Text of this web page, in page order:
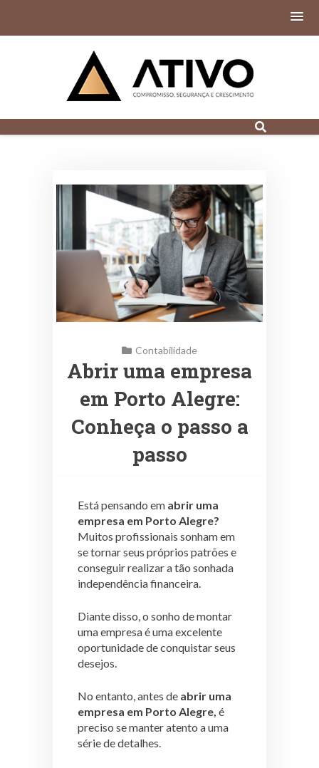
Contabilidade
Digital em Porto
Contabilidade
Abrir uma empresa
em Porto Alegre:
Conheça o passo a
passo
Está pensando em abrir uma
empresa em Porto Alegre?
Muitos profissionais sonham em
se tornar seus próprios patrões e
conseguir realizar a tão sonhada
independência financeira.
Diante disso, o sonho de montar
uma empresa é uma excelente
oportunidade de conquistar seus
desejos.
No entanto, antes de abrir uma
empresa em Porto Alegre, é
preciso se manter atento a uma
série de detalhes.